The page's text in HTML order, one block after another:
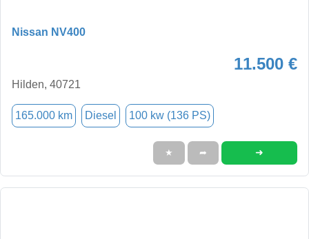
Nissan NV400
11.500 €
Hilden, 40721
165.000 km Diesel 100 kw (136 PS)
★ ➦ ➜